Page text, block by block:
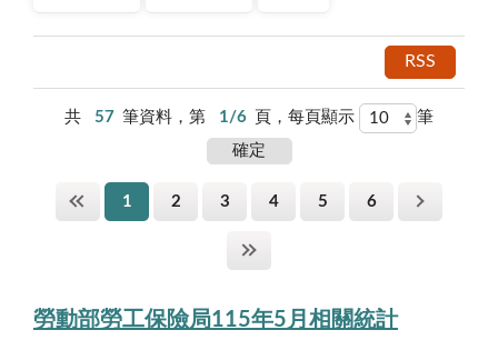
RSS
共 57 筆資料，第 1/6 頁，每頁顯示 筆
1 2 3 4 5 6
勞動部勞工保險局115年5月相關統計